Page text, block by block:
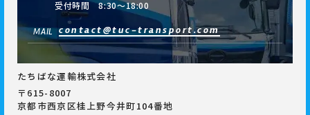
受付時間 8:30～18:00
MAIL contact@tuc-transport.com
たちばな運輸株式会社
〒615-8007
京都市西京区桂上野今井町104番地